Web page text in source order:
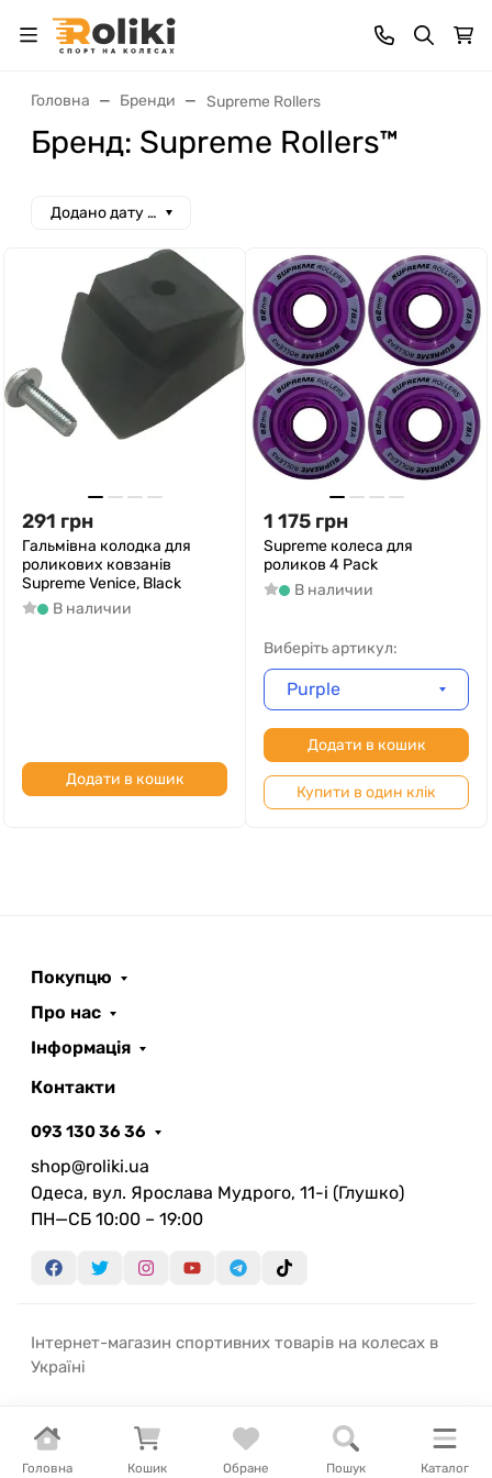
Головна Кошик Обране Пошук Каталог
Головна Бренди Supreme Rollers
Бренд: Supreme Rollers™
Додано дату спад
291 грн
Гальмівна колодка для
роликових ковзанів
Supreme Venice, Black
В наличии
Додати в кошик
1 175 грн
Supreme колеса для
роликов 4 Pack
В наличии
Виберіть артикул:
Purple
Додати в кошик
Купити в один клік
Покупцю
Про нас
Інформація
Контакти
093 130 36 36
shop@roliki.ua
Одеса, вул. Ярослава Мудрого, 11-i (Глушко)
ПН—СБ 10:00 – 19:00
Інтернет-магазин спортивних товарів на колесах в
Україні